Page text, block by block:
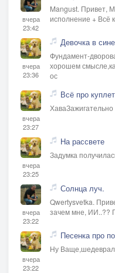
вчера
23:42
Mangust. Привет,
исполнение + Всё
вчера
23:36
Девочка в
Фундамент-
хорошем
ос
вчера
23:27
Всё про
вчера
23:25
На рассвете
Задумка
вчера
23:22
Солнца луч.
Qwertysvetka.
зачем мне, ИИ..??
вчера
23:22
Песенка про
Ну